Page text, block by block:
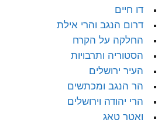
דו חיים
דרום הנגב והרי אילת
החלקה על הקרח
הסטוריה ותרבויות
העיר ירושלים
הר הנגב ומכתשים
הרי יהודה וירושלים
ואטר טאג